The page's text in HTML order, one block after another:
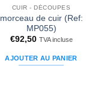
à la liste
d’envies
CUIR - DÉCOUPES
morceau de cuir (Ref:
MP055)
€92,50 TVA incluse
AJOUTER AU PANIER